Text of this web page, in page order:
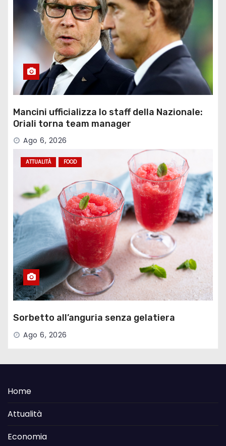
Mancini ufficializza lo staff della Nazionale:
Oriali torna team manager
Ago 6, 2026
ATTUALITÀ FOOD
Sorbetto all’anguria senza gelatiera
Ago 6, 2026
Home
Attualità
Economia